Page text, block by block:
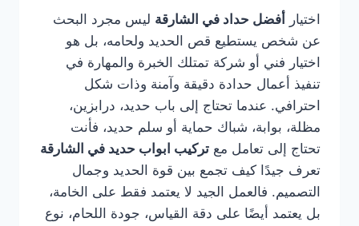
اختيار أفضل حداد في الشارقة ليس مجرد البحث
عن شخص يستطيع قص الحديد ولحامه، بل هو
اختيار فني أو شركة تمتلك الخبرة والمهارة في
تنفيذ أعمال حدادة دقيقة وآمنة وذات شكل
احترافي. عندما تحتاج إلى باب حديد، درابزين،
مظلة، بوابة، شباك حماية أو سلم حديد، فأنت
تحتاج إلى تعامل مع تركيب ابواب حديد في الشارقة
تعرف جيدًا كيف تجمع بين قوة الحديد وجمال
التصميم. فالعمل الجيد لا يعتمد فقط على الخامة،
بل يعتمد أيضًا على دقة القياس، جودة اللحام، نوع